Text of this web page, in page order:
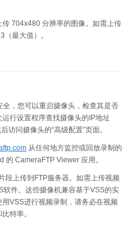
704x480 分辨率的图像。如需上传
最大值）。
，您可以重启摄像头，检查其是否
行设置程序查找摄像头的IP地址
访问摄像头的“高级配置”页面。
从任何地方监控或回放录制的
的 CameraFTP Viewer 应用。
段上传到FTP服务器。如需上传视频
软件。这些摄像机兼容基于VSS的实
VSS进行视频录制，请务必在视频
特率。